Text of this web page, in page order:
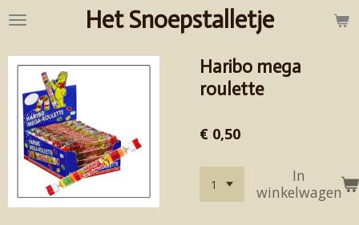
Ga
de
hoofdinhoud
Het Snoepstalletje
Haribo mega
roulette
€ 0,50
In
winkelwagen